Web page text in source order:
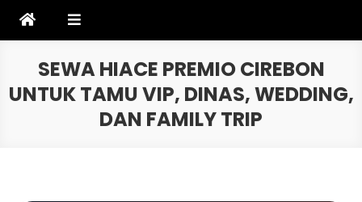
SEWA HIACE PREMIO CIREBON
UNTUK TAMU VIP, DINAS, WEDDING,
DAN FAMILY TRIP